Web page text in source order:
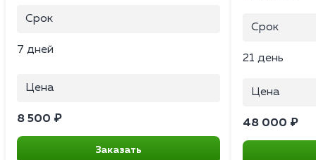
Срок
7 дней
Цена
8 500 ₽
Заказать
Срок
21 день
Цена
48 000 ₽